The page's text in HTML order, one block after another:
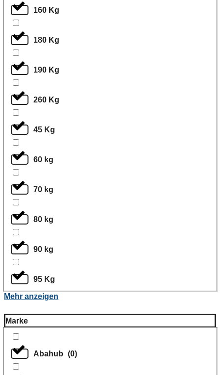
160 Kg
180 Kg
190 Kg
260 Kg
45 Kg
60 kg
70 kg
80 kg
90 kg
95 Kg
Mehr anzeigen
Marke
Abahub (0)